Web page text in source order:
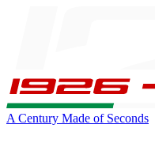
A Century Made of Seconds